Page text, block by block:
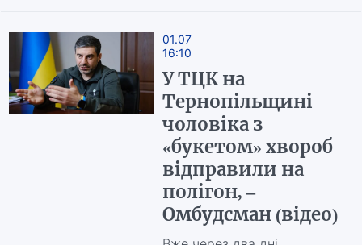
01.07
16:10
У ТЦК на
Тернопільщині
чоловіка з
«букетом» хвороб
відправили на
полігон, –
Омбудсман (відео)